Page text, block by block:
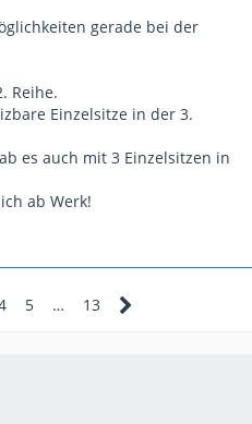
gerade bei der
Reihe.
Einzelsitze in der 3.
es auch mit 3 Einzelsitzen in
ab Werk!
5 … 13